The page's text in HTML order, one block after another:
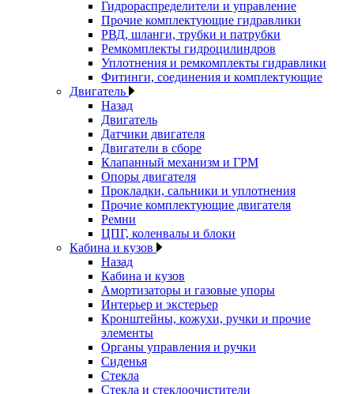
Гидрораспределители и управление
Прочие комплектующие гидравлики
РВД, шланги, трубки и патрубки
Ремкомплекты гидроцилиндров
Уплотнения и ремкомплекты гидравлики
Фитинги, соединения и комплектующие
Двигатель
Назад
Двигатель
Датчики двигателя
Двигатели в сборе
Клапанный механизм и ГРМ
Опоры двигателя
Прокладки, сальники и уплотнения
Прочие комплектующие двигателя
Ремни
ЦПГ, коленвалы и блоки
Кабина и кузов
Назад
Кабина и кузов
Амортизаторы и газовые упоры
Интерьер и экстерьер
Кронштейны, кожухи, ручки и прочие
элементы
Органы управления и ручки
Сиденья
Стекла
Стекла и стеклоочистители